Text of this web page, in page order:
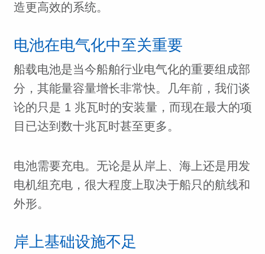
造更高效的系统。
电池在电气化中至关重要
船载电池是当今船舶行业电气化的重要组成部
分，其能量容量增长非常快。几年前，我们谈
论的只是 1 兆瓦时的安装量，而现在最大的项
目已达到数十兆瓦时甚至更多。
电池需要充电。无论是从岸上、海上还是用发
电机组充电，很大程度上取决于船只的航线和
外形。
岸上基础设施不足